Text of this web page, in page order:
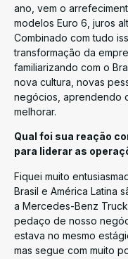
ano, vem o
modelos Euro 6, juros
Combinado com tudo
transformação da
familiarizando com o
nova cultura, novas
negócios, aprendendo
melhorar.
Qual foi sua reação
para liderar as
Fiquei muito
Brasil e América Latina
a Mercedes-Benz
pedaço de nosso
estava no mesmo
mas segue com muito